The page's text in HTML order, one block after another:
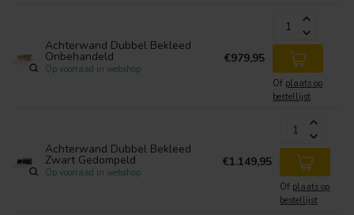
Achterwand Dubbel Bekleed
Onbehandeld
Op voorraad in webshop
€979,95
Of plaats op
bestellijst
Achterwand Dubbel Bekleed
Zwart Gedompeld
Op voorraad in webshop
€1.149,95
Of plaats op
bestellijst